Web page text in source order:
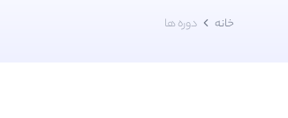
خانه دوره ها